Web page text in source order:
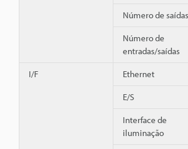
Número de saídas
Número de
entradas/saídas
I/F Ethernet
E/S
Interface de
iluminação